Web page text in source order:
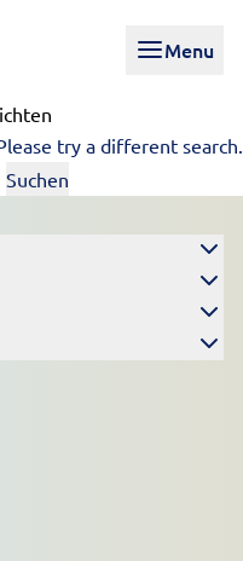
Menu
try a different search.